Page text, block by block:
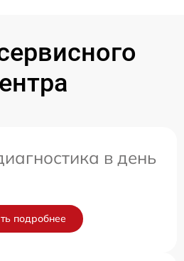
в день
подробнее